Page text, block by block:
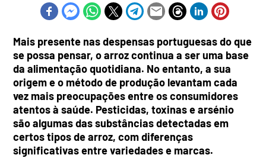
Mais presente nas despensas portuguesas do que
se possa pensar, o arroz continua a ser uma base
da alimentação quotidiana. No entanto, a sua
origem e o método de produção levantam cada
vez mais preocupações entre os consumidores
atentos à saúde. Pesticidas, toxinas e arsénio
são algumas das substâncias detectadas em
certos tipos de arroz, com diferenças
significativas entre variedades e marcas.